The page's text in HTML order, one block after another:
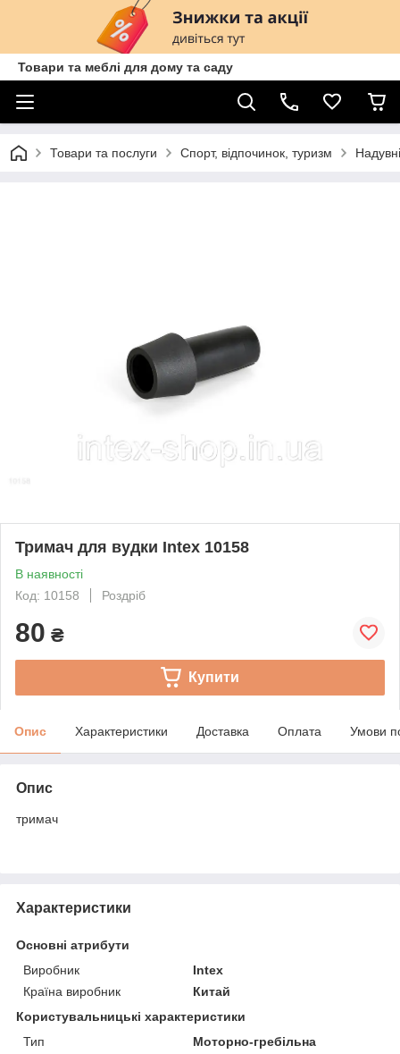
Товари та меблі для дому та саду
Товари та послуги Спорт, відпочинок, туризм
Тримач для вудки Intex 10158
В наявності
Код: 10158
Роздріб
80 ₴
Купити
Опис Характеристики Доставка Оплата Умови
Опис
тримач
Характеристики
Основні атрибути
Виробник
Intex
Країна виробник
Китай
Користувальницькі характеристики
Тип
Моторно-гребільна